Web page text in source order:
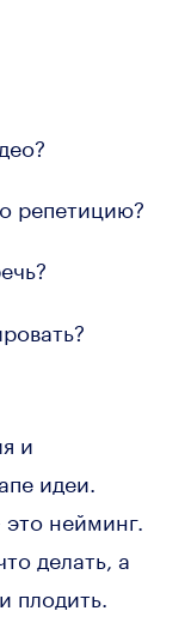
репетицию?
и
идеи.
нейминг.
делать, а
плодить.